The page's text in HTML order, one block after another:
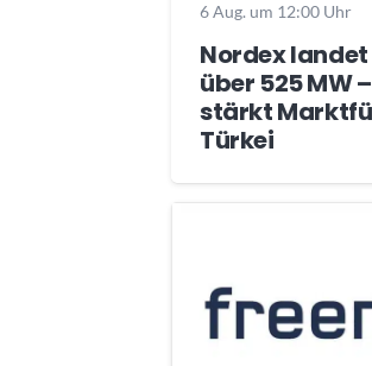
6 Aug. um 12:00 Uhr
Nordex
über 525 MW
stärkt
Türkei